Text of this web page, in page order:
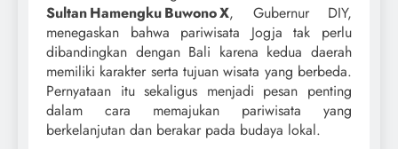
Sultan Hamengku Buwono X, Gubernur DIY,
menegaskan bahwa pariwisata Jogja tak perlu
dibandingkan dengan Bali karena kedua daerah
memiliki karakter serta tujuan wisata yang berbeda.
Pernyataan itu sekaligus menjadi pesan penting
dalam cara memajukan pariwisata yang
berkelanjutan dan berakar pada budaya lokal.